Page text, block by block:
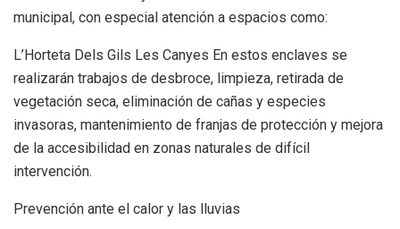
municipal, con especial atención a espacios como:
L’Horteta Dels Gils Les Canyes En estos enclaves se
realizarán trabajos de desbroce, limpieza, retirada de
vegetación seca, eliminación de cañas y especies
invasoras, mantenimiento de franjas de protección y mejora
de la accesibilidad en zonas naturales de difícil
intervención.
Prevención ante el calor y las lluvias